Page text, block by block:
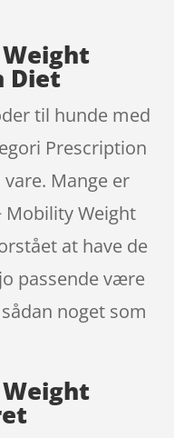
Weight
Diet
til hunde med
Prescription
Mange er
Mobility Weight
at have de
passende være
noget som
Weight